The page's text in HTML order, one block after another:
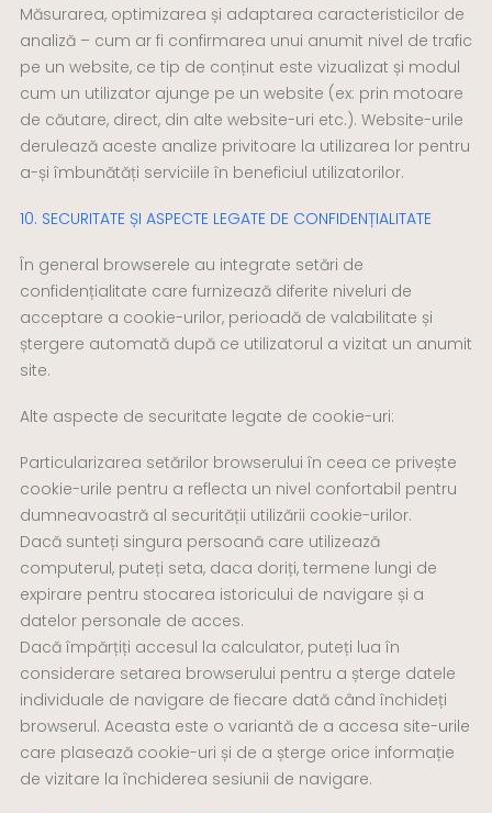
Măsurarea, optimizarea și adaptarea caracteristicilor de
analiză – cum ar fi confirmarea unui anumit nivel de trafic
pe un website, ce tip de conținut este vizualizat și modul
cum un utilizator ajunge pe un website (ex: prin motoare
de căutare, direct, din alte website-uri etc.). Website-urile
derulează aceste analize privitoare la utilizarea lor pentru
a-și îmbunătăți serviciile în beneficiul utilizatorilor.
10. SECURITATE ȘI ASPECTE LEGATE DE CONFIDENȚIALITATE
În general browserele au integrate setări de
confidențialitate care furnizează diferite niveluri de
acceptare a cookie-urilor, perioadă de valabilitate și
ștergere automată după ce utilizatorul a vizitat un anumit
site.
Alte aspecte de securitate legate de cookie-uri:
Particularizarea setărilor browserului în ceea ce privește
cookie-urile pentru a reflecta un nivel confortabil pentru
dumneavoastră al securității utilizării cookie-urilor.
Dacă sunteți singura persoană care utilizează
computerul, puteți seta, daca doriți, termene lungi de
expirare pentru stocarea istoricului de navigare și a
datelor personale de acces.
Dacă împărțiți accesul la calculator, puteți lua în
considerare setarea browserului pentru a șterge datele
individuale de navigare de fiecare dată când închideți
browserul. Aceasta este o variantă de a accesa site-urile
care plasează cookie-uri și de a șterge orice informație
de vizitare la închiderea sesiunii de navigare.